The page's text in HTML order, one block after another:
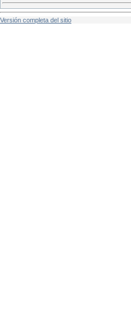
Versión completa del sitio